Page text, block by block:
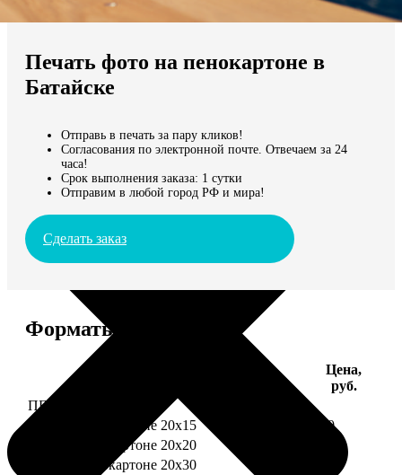
Мы доставляем по всему миру
Продолжить без города
Печать фото на пенокартоне в
Батайске
Отправь в печать за пару кликов!
Согласования по электронной почте. Отвечаем за 24
часа!
Срок выполнения заказа: 1 сутки
Отправим в любой город РФ и мира!
Сделать заказ
Форматы и цены
Цена,
руб.
ПЕНОКАРТОН
фото на пенокартоне 20х15
690
фото на пенокартоне 20х20
фото на пенокартоне 20х30